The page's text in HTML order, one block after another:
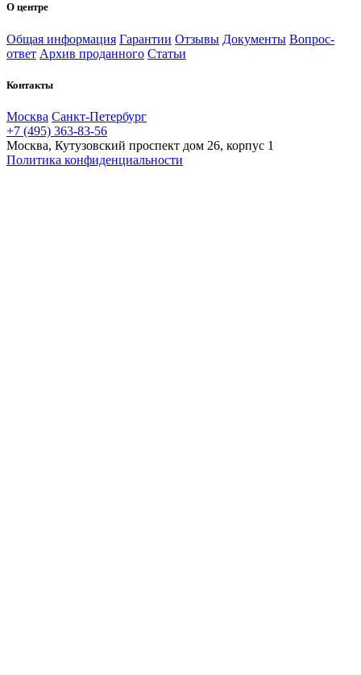
О центре
Общая информация Гарантии Отзывы Документы Вопрос-
ответ Архив проданного Статьи
Контакты
Москва Санкт-Петербург
+7 (495) 363-83-56
Москва, Кутузовский проспект дом 26, корпус 1
Политика конфиденциальности